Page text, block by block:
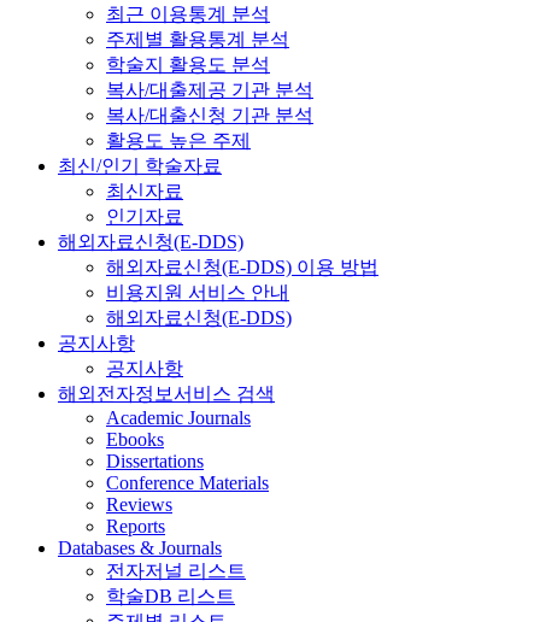
최근 이용통계 분석
주제별 활용통계 분석
학술지 활용도 분석
복사/대출제공 기관 분석
복사/대출신청 기관 분석
활용도 높은 주제
최신/인기 학술자료
최신자료
인기자료
해외자료신청(E-DDS)
해외자료신청(E-DDS) 이용 방법
비용지원 서비스 안내
해외자료신청(E-DDS)
공지사항
공지사항
해외전자정보서비스 검색
Academic Journals
Ebooks
Dissertations
Conference Materials
Reviews
Reports
Databases & Journals
전자저널 리스트
학술DB 리스트